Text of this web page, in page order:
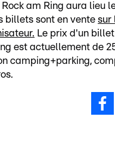
am Ring aura lieu
billets sont en vente sur
Le prix d'un
est actuellement de
camping+parking,